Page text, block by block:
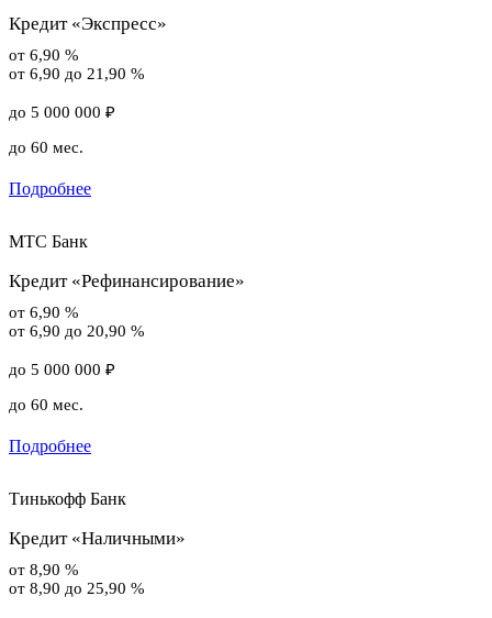
Кредит «Экспресс»
от 6,90 %
от 6,90 до 21,90 %
до 5 000 000 ₽
до 60 мес.
Подробнее
МТС Банк
Кредит «Рефинансирование»
от 6,90 %
от 6,90 до 20,90 %
до 5 000 000 ₽
до 60 мес.
Подробнее
Тинькофф Банк
Кредит «Наличными»
от 8,90 %
от 8,90 до 25,90 %